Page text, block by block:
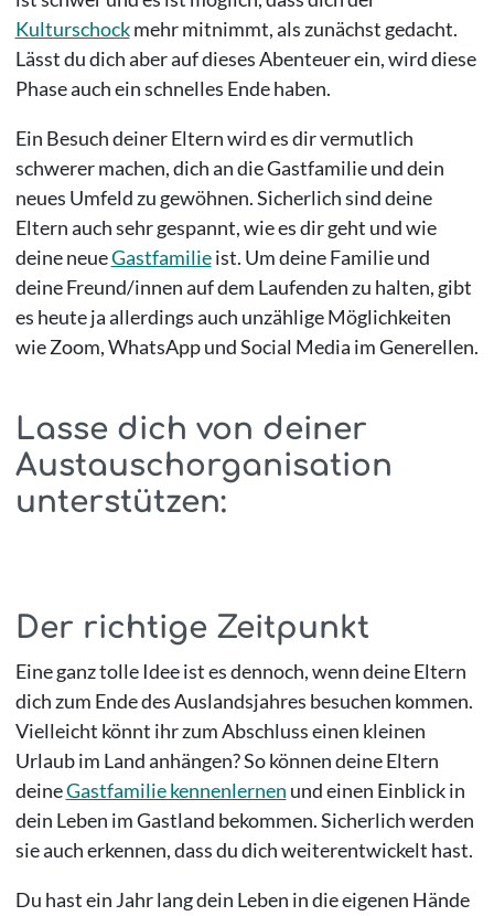
Kulturschockmehr mitnimmt, als zunächst gedacht.
Lässt du dich aber auf dieses Abenteuer ein, wird diese
Phase auch ein schnelles Ende haben.
Ein Besuch deiner Eltern wird es dir vermutlich
schwerer machen, dich an die Gastfamilie und dein
neues Umfeld zu gewöhnen. Sicherlich sind deine
Eltern auch sehr gespannt, wie es dir geht und wie
deine neueGastfamilieist. Um deine Familie und
deine Freund/innen auf dem Laufenden zu halten, gibt
es heute ja allerdings auch unzählige Möglichkeiten
wie Zoom, WhatsApp und Social Media im Generellen.
Lasse dich von deiner
Austauschorganisation
unterstützen:
Der richtige Zeitpunkt
Eine ganz tolle Idee ist es dennoch, wenn deine Eltern
dich zum Ende des Auslandsjahres besuchen kommen.
Vielleicht könnt ihr zum Abschluss einen kleinen
Urlaub im Land anhängen? So können deine Eltern
deineGastfamilie kennenlernen und einen Einblick in
dein Leben im Gastland bekommen. Sicherlich werden
sie auch erkennen, dass du dich weiterentwickelt hast.
Du hast ein Jahr lang dein Leben in die eigenen Hände